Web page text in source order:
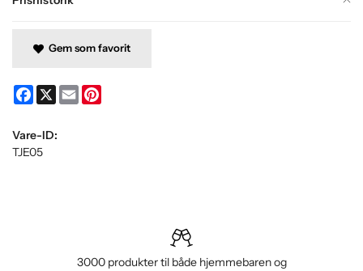
Gem som favorit
Facebook
X Email
Vare-ID:
TJE05
3000 produkter til både hjemmebaren og